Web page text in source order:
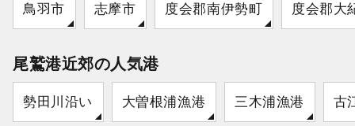
鳥羽市 志摩市 度会郡南伊勢町 度会郡大
尾鷲港近郊の人気港
勢田川沿い 大曽根浦漁港 三木浦漁港 古